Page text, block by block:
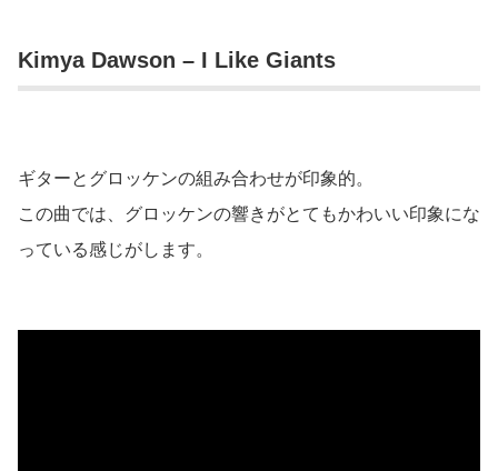
Kimya Dawson – I Like Giants
ギターとグロッケンの組み合わせが印象的。
この曲では、グロッケンの響きがとてもかわいい印象にな
っている感じがします。